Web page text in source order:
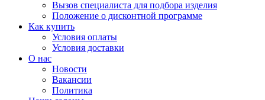
Вызов специалиста для подбора изделия
Положение о дисконтной программе
Как купить
Условия оплаты
Условия доставки
О нас
Новости
Вакансии
Политика